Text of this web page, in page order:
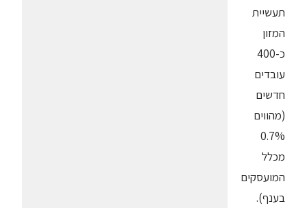
תעשיית
המזון
כ-400
עובדים
חדשים
(מהווים
0.7%
מכלל
המועסקים
בענף).